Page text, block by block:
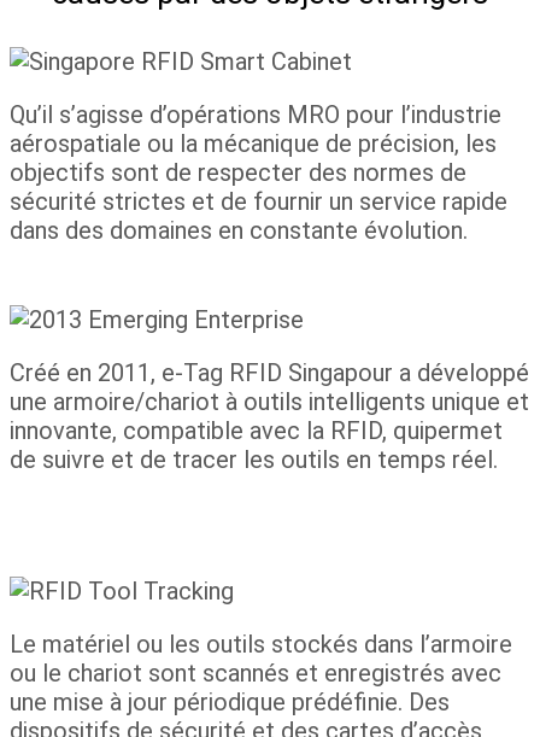
Qu’il s’agisse d’opérations MRO pour l’industrie
aérospatiale ou la mécanique de précision, les
objectifs sont de respecter des normes de
sécurité strictes et de fournir un service rapide
dans des domaines en constante évolution.
Créé en 2011, e-Tag RFID Singapour a développé
une armoire/chariot à outils intelligents unique et
innovante, compatible avec la RFID, quipermet
de suivre et de tracer les outils en temps réel.
Le matériel ou les outils stockés dans l’armoire
ou le chariot sont scannés et enregistrés avec
une mise à jour périodique prédéfinie. Des
dispositifs de sécurité et des cartes d’accès